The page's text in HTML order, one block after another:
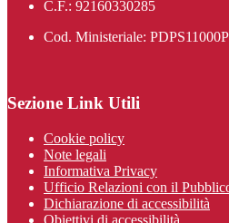
C.F.: 92160330285
Cod. Ministeriale: PDPS11000P
Sezione Link Utili
Cookie policy
Note legali
Informativa Privacy
Ufficio Relazioni con il
Dichiarazione di accessibilità
Obiettivi di accessibilità